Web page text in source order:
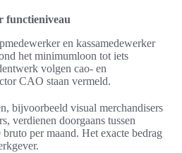
functieniveau
en kassamedewerker
het minimumloon tot iets
volgen cao- en
CAO staan vermeld.
bijvoorbeeld visual merchandisers
verdienen doorgaans tussen
per maand. Het exacte bedrag